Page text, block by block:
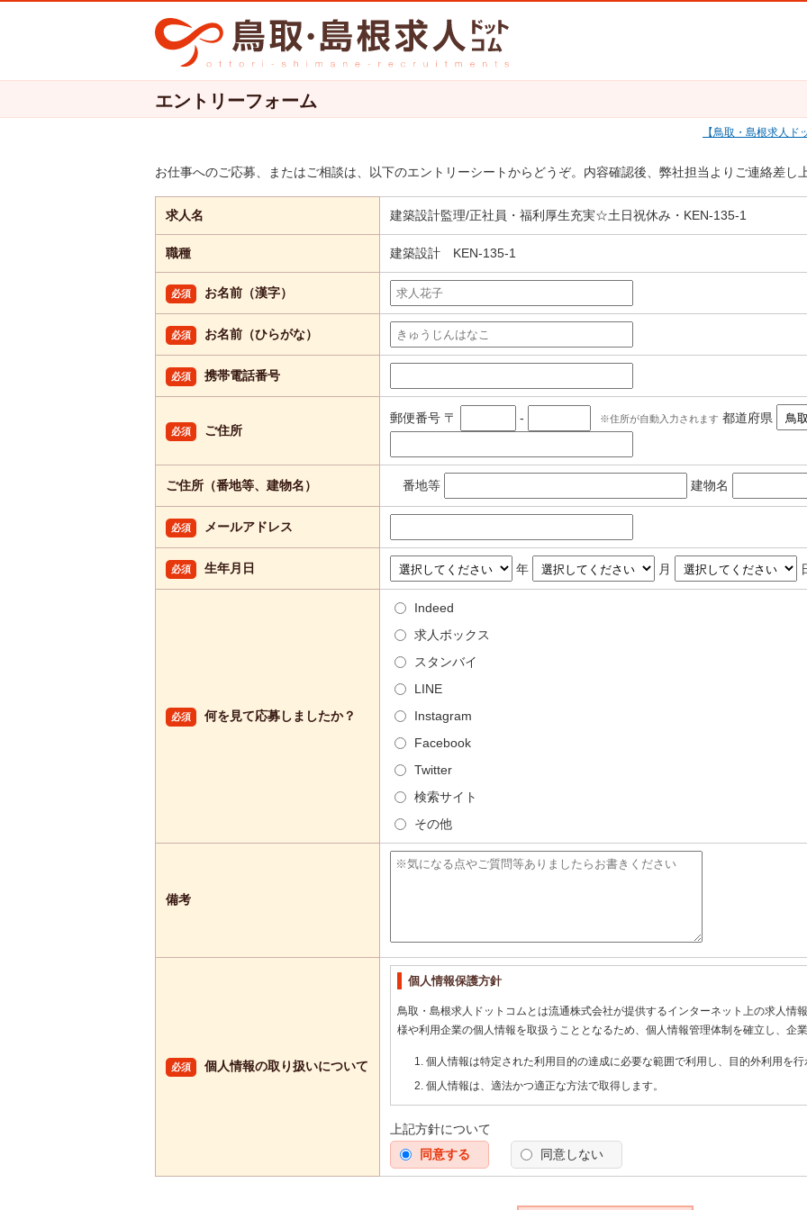
エントリーフォーム
鳥取・島根求人ド
お仕事へのご応募、またはご相談は、以下のエントリーシートからどうぞ。内容確認後、弊社担当よりご連絡差し
求人名 建築設計監理/正社員・福利厚生充実☆土日祝休み・KEN-135-1
職種 建築設計 KEN-135-1
必須 お名前（漢字）
必須 お名前（ひらがな）
必須 携帯電話番号
必須 ご住所
郵便番号 〒 - 住所が自動入力されます 都道府県
ご住所（番地等、建物名） 番地等 建物名
必須 メールアドレス
必須 生年月日 年 月
必須 何を見て応募しましたか？
Indeed
求人ボックス
スタンバイ
LINE
Instagram
Facebook
Twitter
検索サイト
その他
備考
必須 個人情報の取り扱いについて
個人情報保護方針
鳥取・島根求人ドットコムとは流通株式会社が提供するインターネット上の求人情
様や利用企業の個人情報を取扱うこととなるため、個人情報管理体制を確立し、企
個人情報は特定された利用目的の達成に必要な範囲で利用し、目的外利用を
個人情報は、適法かつ適正な方法で取得します。
個人情報は、本人の同意なく第三者に提供しません。
個人情報の管理にあたっては、漏洩・滅失・毀損の防止及び是正、その他の
う努めます。
個人情報保護に関する法令、国の定める指針、業界規範・慣習、公序良俗を
上記方針について
同意する
同意しない